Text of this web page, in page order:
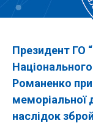
Президент ГО
Романенко
меморіальної
наслідок